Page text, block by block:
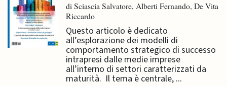
di Sciascia Salvatore, Alberti Fernando, De Vita
Riccardo
Questo articolo è dedicato
all’esplorazione dei modelli di
comportamento strategico di successo
intrapresi dalle medie imprese
all’interno di settori caratterizzati da
maturità. Il tema è centrale, ...